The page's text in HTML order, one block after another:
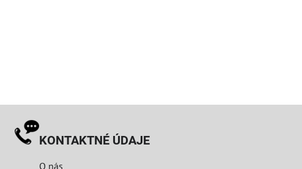
KONTAKTNÉ ÚDAJE
O nás